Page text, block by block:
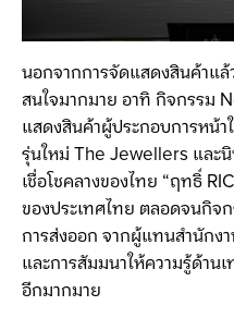
นอกจากการจัดแสดงสินค้าแ
สนใจมากมาย อาทิ กิจกรรม
แสดงสินค้าผู้ประกอบการหน้
รุ่นใหม่ The Jewellers และ
เชื่อโชคลางของไทย “ฤทธิ์
ของประเทศไทย ตลอดจนกิจ
การส่งออก จากผู้แทนสำนักง
และการสัมมนาให้ความรู้ด้าน
อีกมากมาย